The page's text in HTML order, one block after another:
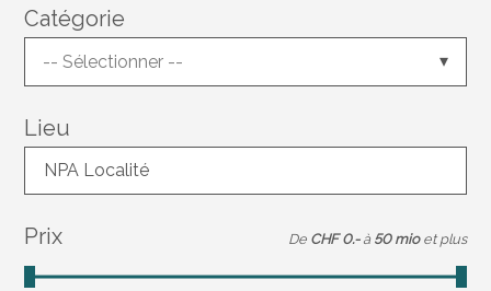
Catégorie
-- Sélectionner --
Lieu
NPA Localité
Prix De CHF 0.- à 50 mio et plus